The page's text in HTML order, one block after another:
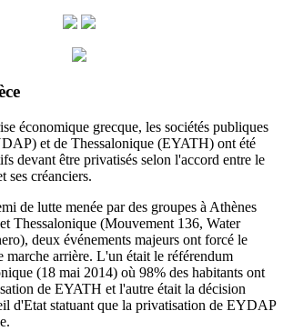
économique grecque, les sociétés publiques
et de Thessalonique (EYATH) ont été
devant être privatisés selon l'accord entre le
ses créanciers.
de lutte menée par des groupes à Athènes
Thessalonique (Mouvement 136, Water
deux événements majeurs ont forcé le
marche arrière. L'un était le référendum
(18 mai 2014) où 98% des habitants ont
de EYATH et l'autre était la décision
d'Etat statuant que la privatisation de EYDAP